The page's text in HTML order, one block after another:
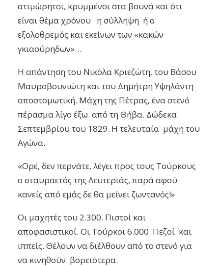
ατιμώρητοι, κρυμμένοι στα βουνά και ότι
είναι θέμα χρόνου η σύλληψη ή ο
εξολοθρεμός και εκείνων των «κακών
γκιαούρηδων»…
Η απάντηση του Νικόλα Κριεζώτη, του Βάσου
Μαυροβουνιώτη και του Δημήτρη Υψηλάντη
αποστομωτική. Μάχη της Πέτρας, ένα στενό
πέρασμα λίγο έξω από τη Θήβα. Δώδεκα
Σεπτεμβρίου του 1829. Η τελευταία μάχη του
Αγώνα.
«Ορέ, δεν περνάτε, λέγει προς τους Τούρκους
ο σταυραετός της Λευτεριάς, παρά αφού
κανείς από εμάς δε θα μείνει ζωντανός!»
Οι μαχητές του 2.300. Πιστοί και
αποφασιστικοί. Οι Τούρκοι 6.000. Πεζοί και
ιππείς. Θέλουν να διέλθουν από το στενό για
να κινηθούν βορειότερα.